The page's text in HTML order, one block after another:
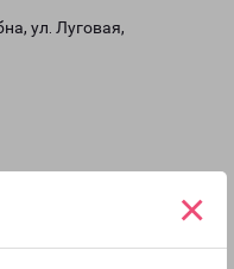
×
ул. Луговая,